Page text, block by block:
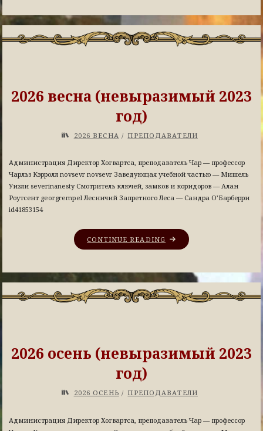
2026 весна (невыразимый 2023
год)
2026 ВЕСНА / ПРЕПОДАВАТЕЛИ
Администрация Директор Хогвартса, преподаватель Чар — профессор
Чарльз Кэрролл novsevr novsevr Заведующая учебной частью — Мишель
Уизли severinanesty Смотритель ключей, замков и коридоров — Алан
Роутсент georgrempel Лесничий Запретного Леса — Сандра О’Барберри
id41853154
CONTINUE READING
2026 осень (невыразимый 2023
год)
2026 ОСЕНЬ / ПРЕПОДАВАТЕЛИ
Администрация Директор Хогвартса, преподаватель Чар — профессор